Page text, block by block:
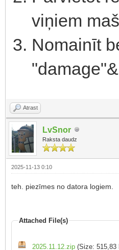
viņiem
Nomainīt
Atrast
LvSnor
Raksta daudz
2025-11-13 0:10
teh. piezīmes no datora logiem.
Attached File(s)
2025.11.12.zip (Size: 515,83